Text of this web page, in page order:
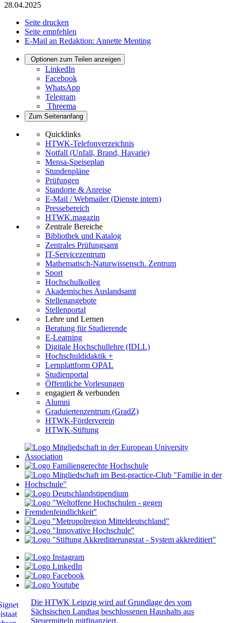
28.04.2025
Seite drucken
Seite empfehlen
E-Mail an Redaktion: Annette Menting
Optionen zum Teilen anzeigen
LinkedIn
Facebook
WhatsApp
Telegram
Threema
Zum Seitenanfang
Quicklinks
HTWK-Telefonverzeichnis
Notfall (Unfall, Brand, Havarie)
Mensa-Speiseplan
Stundenpläne
Prüfungen
Standorte & Anreise
E-Mail / Webmailer (Dienste intern)
Pressebereich
HTWK.magazin
Zentrale Bereiche
Bibliothek und Katalog
Zentrales Prüfungsamt
IT-Servicezentrum
Mathematisch-Naturwissensch. Zentrum
Sport
Hochschulkolleg
Akademisches Auslandsamt
Stellenangebote
Stellenportal
Lehre und Lernen
Beratung für Studierende
E-Learning
Digitale Hochschullehre (IDLL)
Hochschuldidaktik +
Lernplattform OPAL
Studienportal
Öffentliche Vorlesungen
engagiert & verbunden
Alumni
Graduiertenzentrum (GradZ)
HTWK-Förderverein
HTWK-Stiftung
Die HTWK Leipzig wird auf Grundlage des vom
Sächsischen Landtag beschlossenen Haushalts aus
Steuermitteln mitfinanziert.